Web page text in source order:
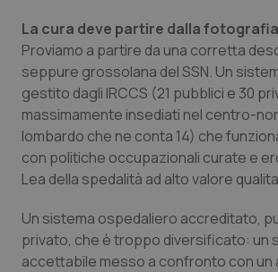
Veneto
Oncoematologia
Oncologia & Nutrizione
Psoriasi & pelle
Quotidiano Cardiologia
Quotidiano Chirurgia
La cura deve partire dalla
Proviamo a partire da una corretta
seppure grossolana del SSN. Un
gestito dagli IRCCS (21 pubblici e 30
massimamente insediati nel centro-
lombardo che ne conta 14) che
con politiche occupazionali curate e
Lea della spedalità ad alto valore
Un sistema ospedaliero accreditato,
privato, che è troppo diversificato: un
accettabile messo a confronto con un